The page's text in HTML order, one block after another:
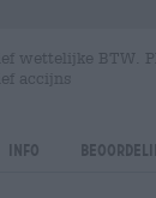
wettelijke BTW.
accijns
Info